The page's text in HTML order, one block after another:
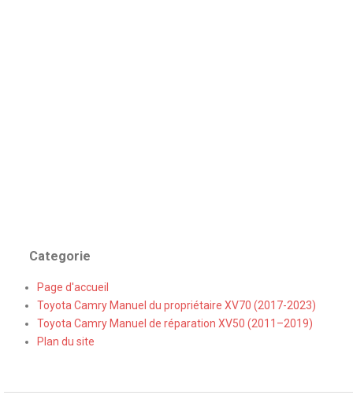
Categorie
Page d'accueil
Toyota Camry Manuel du propriétaire XV70 (2017-2023)
Toyota Camry Manuel de réparation XV50 (2011–2019)
Plan du site